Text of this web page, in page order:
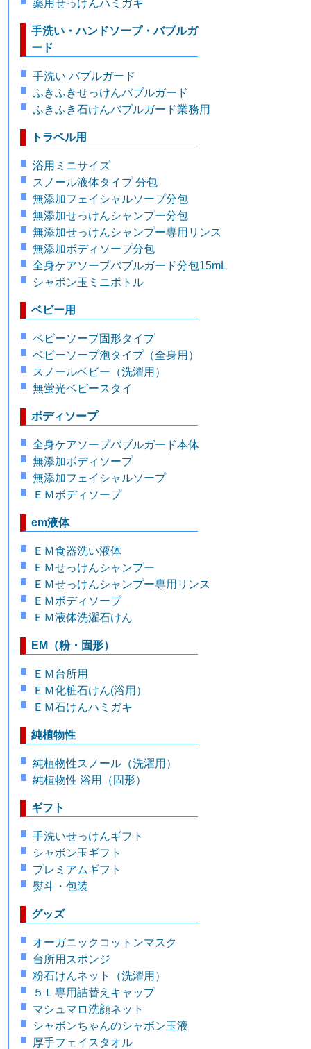
薬用せっけんハミガキ
手洗い・ハンドソープ・バブルガ
ード
手洗い バブルガード
ふきふきせっけんバブルガード
ふきふき石けんバブルガード業務用
トラベル用
浴用ミニサイズ
スノール液体タイプ 分包
無添加フェイシャルソープ分包
無添加せっけんシャンプー分包
無添加せっけんシャンプー専用リンス
無添加ボディソープ分包
全身ケアソープバブルガード分包15mL
シャボン玉ミニボトル
ベビー用
ベビーソープ固形タイプ
ベビーソープ泡タイプ（全身用）
スノールベビー（洗濯用）
無蛍光ベビースタイ
ボディソープ
全身ケアソープバブルガード本体
無添加ボディソープ
無添加フェイシャルソープ
ＥＭボディソープ
em液体
ＥＭ食器洗い液体
ＥＭせっけんシャンプー
ＥＭせっけんシャンプー専用リンス
ＥＭボディソープ
ＥＭ液体洗濯石けん
EM（粉・固形）
ＥＭ台所用
ＥＭ化粧石けん(浴用）
ＥＭ石けんハミガキ
純植物性
純植物性スノール（洗濯用）
純植物性 浴用（固形）
ギフト
手洗いせっけんギフト
シャボン玉ギフト
プレミアムギフト
熨斗・包装
グッズ
オーガニックコットンマスク
台所用スポンジ
粉石けんネット（洗濯用）
５Ｌ専用詰替えキャップ
マシュマロ洗顔ネット
シャボンちゃんのシャボン玉液
厚手フェイスタオル